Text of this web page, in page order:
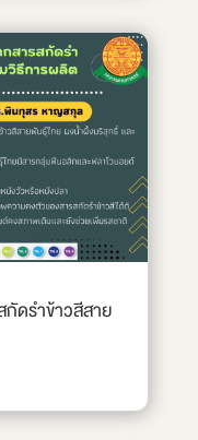
ดรำข้าวสีสาย